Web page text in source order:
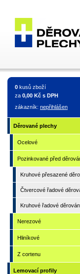
před
-
0 kusů zboží
za 0,00 Kč s DPH
zákazník: nepřihlášen
Děrované plechy
Ocelové
Pozinkované před
Kruhové přesazené
Čtvercové řadové
Kruhové řadové
Nerezové
Hliníkové
Z cortenu
Lemovací profily